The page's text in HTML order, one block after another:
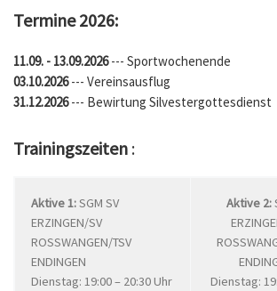
Termine 2026:
11.09. - 13.09.2026--- Sportwochenende
03.10.2026--- Vereinsausflug
31.12.2026--- Bewirtung Silvestergottesdienst
Trainingszeiten :
Aktive 1:SGM SV
ERZINGEN/SV
ROSSWANGEN/TSV
ENDINGEN
Dienstag: 19:00 – 20:30 Uhr
Aktive 2:
Dienstag: